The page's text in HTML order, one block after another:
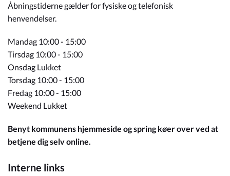
Åbningstiderne gælder for fysiske og telefonisk
henvendelser.
Mandag 10:00 - 15:00
Tirsdag 10:00 - 15:00
Onsdag Lukket
Torsdag 10:00 - 15:00
Fredag 10:00 - 15:00
Weekend Lukket
Benyt kommunens hjemmeside og spring køer over ved at
betjene dig selv online.
Interne links